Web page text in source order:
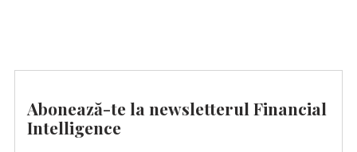
Abonează-te la newsletterul Financial
Intelligence